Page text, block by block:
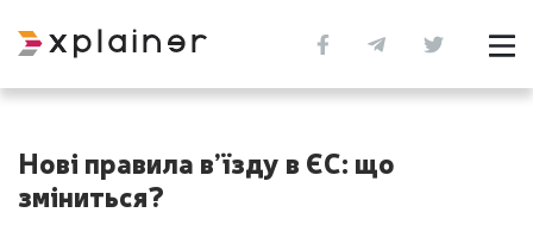
Нові правила в’їзду в ЄС: що
зміниться?